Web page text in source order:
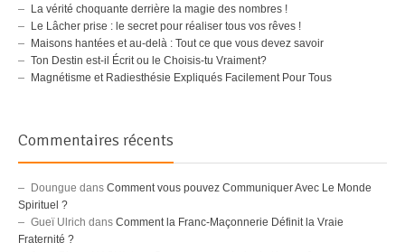
La vérité choquante derrière la magie des nombres !
Le Lâcher prise : le secret pour réaliser tous vos rêves !
Maisons hantées et au-delà : Tout ce que vous devez savoir
Ton Destin est-il Écrit ou le Choisis-tu Vraiment?
Magnétisme et Radiesthésie Expliqués Facilement Pour Tous
Commentaires récents
Doungue dans Comment vous pouvez Communiquer Avec Le Monde
Spirituel ?
Gueï Ulrich dans Comment la Franc-Maçonnerie Définit la Vraie
Fraternité ?